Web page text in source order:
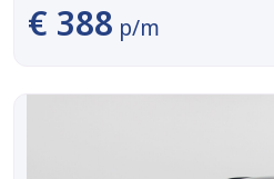
€ 388 p/m